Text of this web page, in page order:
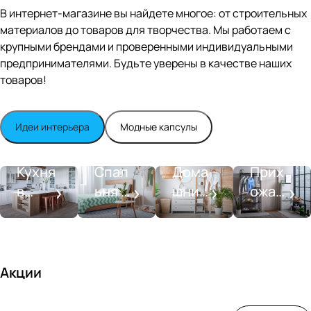
n
Whit
e
satin
В интернет-магазине вы найдете многое: от строительных
материалов до товаров для творчества. Мы работаем с
крупными брендами и проверенными индивидуальными
предпринимателями. Будьте уверены в качестве наших
товаров!
Идеи интерьера Модные капсулы
Кухня
в
стиле
Спал
ьня в
совре
Дома
шний
SPA-
Прих
ожая
со
Акции